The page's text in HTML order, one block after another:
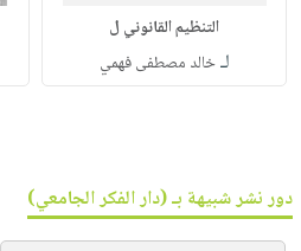
التنظيم القانوني ل
لـخالد مصطفى فهمي
دور نشر شبيهة بـ (دار الفكر الجامعي)